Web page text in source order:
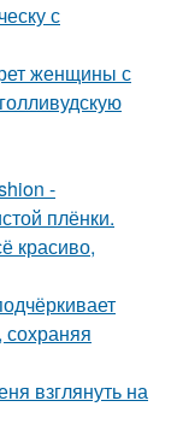
с
женщины с
-
плёнки.
красиво,
сохраняя
взглянуть на